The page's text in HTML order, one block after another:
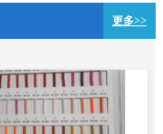
更多>>